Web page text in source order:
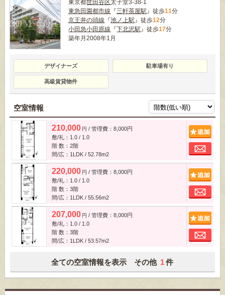
東京都世田谷区太子堂3-38-1
東急田園都市線 『三軒茶屋駅』徒歩11分
京王井の頭線 『池ノ上駅』徒歩12分
小田急小田原線 『下北沢駅』徒歩17分
築年月2008年1月
デザイナーズ 駐車場有り
高級賃貸物件
空室情報
210,000 円 / 管理費：8,000円
敷/礼：1.0 / 1.0
階 数：2階
間/広：1LDK / 52.78m2
220,000 円 / 管理費：8,000円
敷/礼：1.0 / 1.0
階 数：3階
間/広：1LDK / 55.56m2
207,000 円 / 管理費：8,000円
敷/礼：1.0 / 1.0
階 数：3階
間/広：1LDK / 53.57m2
全ての空室情報を表示 その他 1 件